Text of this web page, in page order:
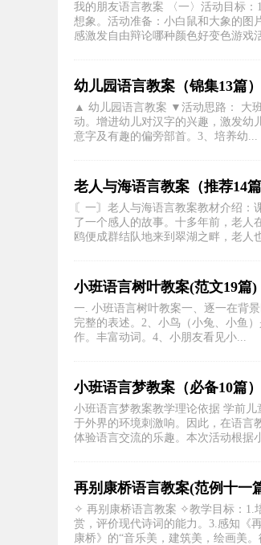
我的朋友语言教案 〈一〉活动目标
想象。活动准备：小白鼠和大象的图
感激发自由辩论哪种颜色好变色游戏
幼儿园语言教案（锦集13篇）
▲ 幼儿园语言教案 ▼活动思路： 大
动。增进幼儿对汉字的兴趣，激发幼
意字及有趣的偏旁部首。3、培养幼...
老人与海语言教案（推荐14篇
〘一〙老人与海语言教案教材介绍
了一个感人的故事。十多年前，老人
鸥便成群结队地来到翠湖之畔，老人
小班语言树叶教案(范文19篇)
一. 小班语言树叶教案一、逐一在背
完整的表述。2、小鸟（小兔、小鱼
作。丰富动词。4、小朋友看见小...
小班语言梦教案（必备10篇）
小班语言梦教案教学理论依据 学前
于外界的环境刺激响。因此，在语言
体验语言交流的乐趣。本次活动根据
再别康桥语言教案(范例十一
✧ 再别康桥语言教案 ✧教学目标：1.
赏，评价现代诗词的能力。3.感知《
康桥》的“音乐美，建筑美，绘画美